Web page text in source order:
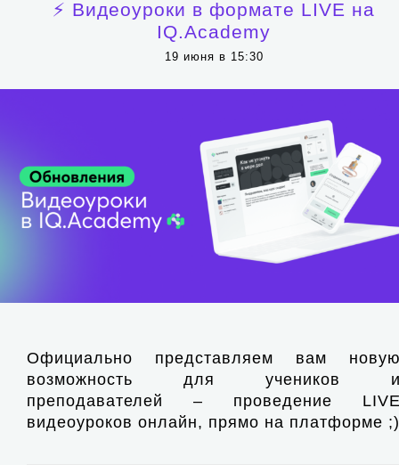
⚡️ Видеоуроки в формате LIVE на
IQ.Academy
19 июня в 15:30
Официально представляем вам
возможность для учеников
преподавателей – проведение
видеоуроков онлайн, прямо на платформе ;)